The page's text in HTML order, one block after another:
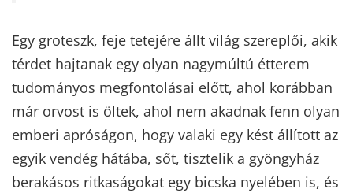
Egy groteszk, feje tetejére állt világ szereplői, akik
térdet hajtanak egy olyan nagymúltú étterem
tudományos megfontolásai előtt, ahol korábban
már orvost is öltek, ahol nem akadnak fenn olyan
emberi apróságon, hogy valaki egy kést állított az
egyik vendég hátába, sőt, tisztelik a gyöngyház
berakásos ritkaságokat egy bicska nyelében is, és